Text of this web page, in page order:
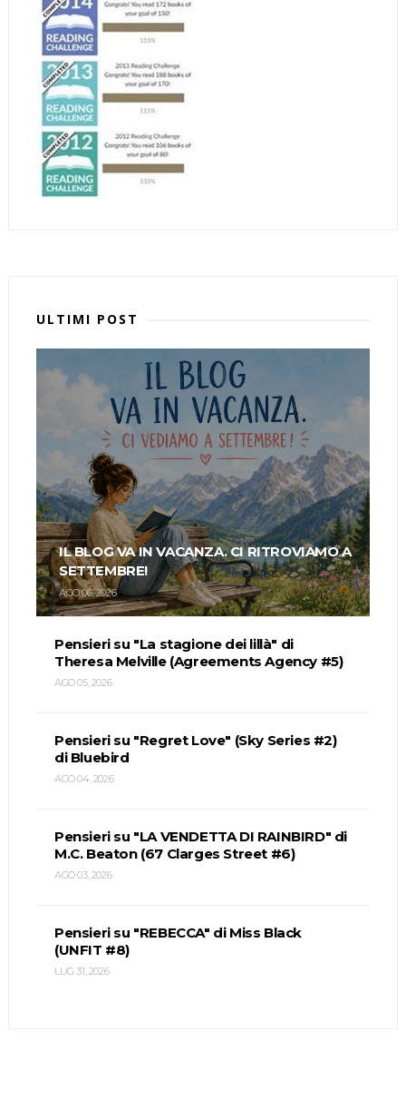
ULTIMI POST
IL BLOG VA IN VACANZA. CI RITROVIAMO A
SETTEMBRE!
AGO 06, 2026
Pensieri su "La stagione dei lillà" di
Theresa Melville (Agreements Agency #5)
AGO 05, 2026
Pensieri su "Regret Love" (Sky Series #2)
di Bluebird
AGO 04, 2026
Pensieri su "LA VENDETTA DI RAINBIRD" di
M.C. Beaton (67 Clarges Street #6)
AGO 03, 2026
Pensieri su "REBECCA" di Miss Black
(UNFIT #8)
LUG 31, 2026